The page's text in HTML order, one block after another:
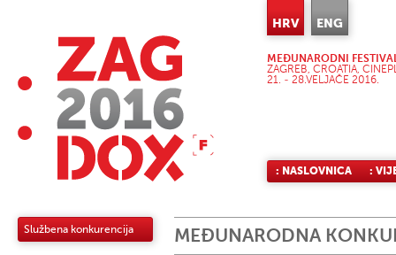
HRV ENG
MEĐUNARODNI
ZAGREB, CROATIA,
21. - 28.VELJAČE 2016.
: NASLOVNICA :
Službena konkurencija MEĐUNARODNA